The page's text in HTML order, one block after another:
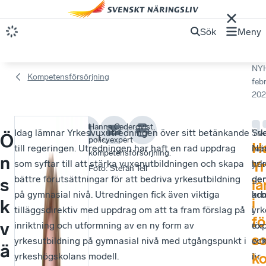
Sök Meny
Kompetensförsörjning
Ö
n
s
k
v
ä
Yrkesvuxutredningen
innehåller
flera
intressanta
inslag
som
en
ny
Hanna Cederqvist,
policyexpert
kompetensförsörjning.
Foto:Stefan Tell
Idag lämnar Yrkesvuxutredningen över sitt betänkande
till regeringen. Utredningen har haft en rad uppdrag
som syftar till att stärka vuxenutbildningen och skapa
bättre förutsättningar för att bedriva yrkesutbildning
på gymnasial nivå. Utredningen fick även viktiga
tilläggsdirektiv med uppdrag om att ta fram förslag på
inriktning och utformning av en ny form av
yrkesutbildning på gymnasial nivå med utgångspunkt i
yrkeshögskolans modell.
för
är
i
har
i
i